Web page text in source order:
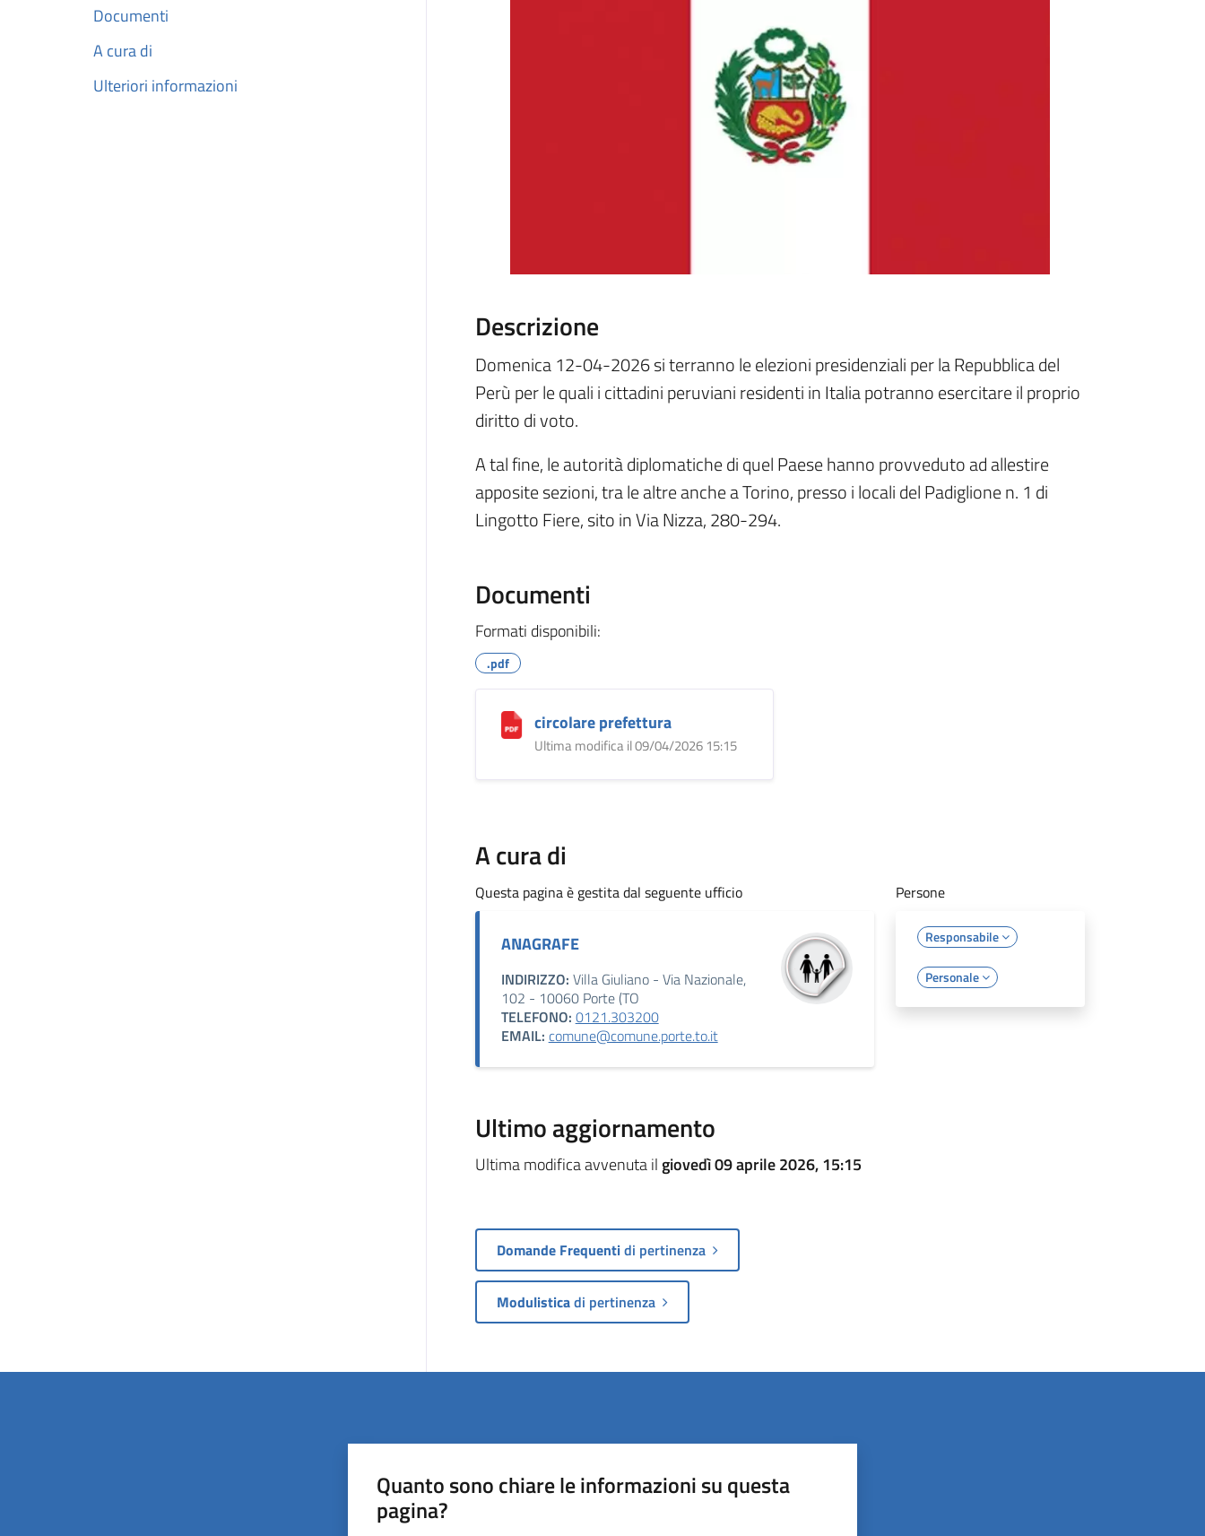
Documenti
A cura di
Ulteriori informazioni
Descrizione
Domenica 12-04-2026 si terranno le elezioni presidenziali per la Repubblica del
Perù per le quali i cittadini peruviani residenti in Italia potranno esercitare il proprio
diritto di voto.
A tal fine, le autorità diplomatiche di quel Paese hanno provveduto ad allestire
apposite sezioni, tra le altre anche a Torino, presso i locali del Padiglione n. 1 di
Lingotto Fiere, sito in Via Nizza, 280-294.
Documenti
Formati disponibili:
.pdf
circolare prefettura
Ultima modifica il 09/04/2026 15:15
A cura di
Questa pagina è gestita dal seguente ufficio
ANAGRAFE
INDIRIZZO: Villa Giuliano - Via Nazionale,
102 - 10060 Porte (TO
TELEFONO: 0121.303200
EMAIL: comune@comune.porte.to.it
Persone
Responsabile
Personale
Ultimo aggiornamento
Ultima modifica avvenuta il giovedì 09 aprile 2026, 15:15
Domande Frequentidi pertinenza
Modulisticadi pertinenza
Quanto sono chiare le informazioni su questa
pagina?